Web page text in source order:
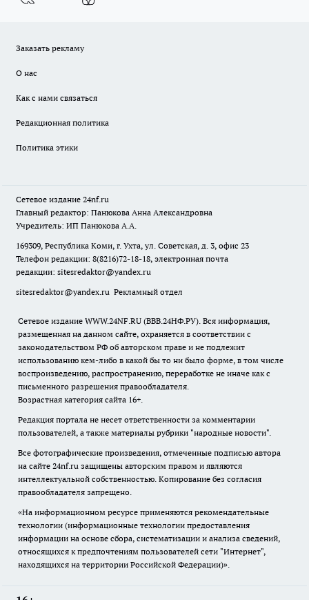
Заказать рекламу
О нас
Как с нами связаться
Редакционная политика
Политика этики
Сетевое издание 24nf.ru
Главный редактор: Панюкова Анна Александровна
Учредитель: ИП Панюкова А.А.
169309, Республика Коми, г. Ухта, ул. Советская, д. 3, офис 23
Телефон редакции: 8(8216)72-18-18, электронная почта
редакции: sitesredaktor@yandex.ru
sitesredaktor@yandex.ru Рекламный отдел
Сетевое издание WWW.24NF.RU (ВВВ.24НФ.РУ). Вся информация,
размещенная на данном сайте, охраняется в соответствии с
законодательством РФ об авторском праве и не подлежит
использованию кем-либо в какой бы то ни было форме, в том числе
воспроизведению, распространению, переработке не иначе как с
письменного разрешения правообладателя.
Возрастная категория сайта 16+.
Редакция портала не несет ответственности за комментарии
пользователей, а также материалы рубрики "народные новости".
Все фотографические произведения, отмеченные подписью автора
на сайте 24nf.ru защищены авторским правом и являются
интеллектуальной собственностью. Копирование без согласия
правообладателя запрещено.
«На информационном ресурсе применяются рекомендательные
технологии (информационные технологии предоставления
информации на основе сбора, систематизации и анализа сведений,
относящихся к предпочтениям пользователей сети "Интернет",
находящихся на территории Российской Федерации)».